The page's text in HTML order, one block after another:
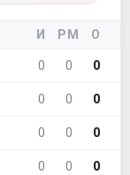
И РМ О
0 0 0
0 0 0
0 0 0
0 0 0